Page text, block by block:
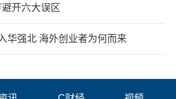
开六大误区
华强北 海外创业者为何而来